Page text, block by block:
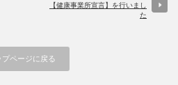
【健康事業所宣言】を行いまし
た
プページに戻る